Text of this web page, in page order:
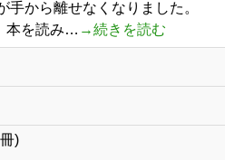
手から離せなくなりました。
本を読み… →続きを読む
)